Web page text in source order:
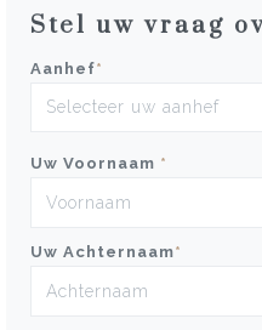
Stel uw vraag
Aanhef*
Uw Voornaam *
Uw Achternaam*